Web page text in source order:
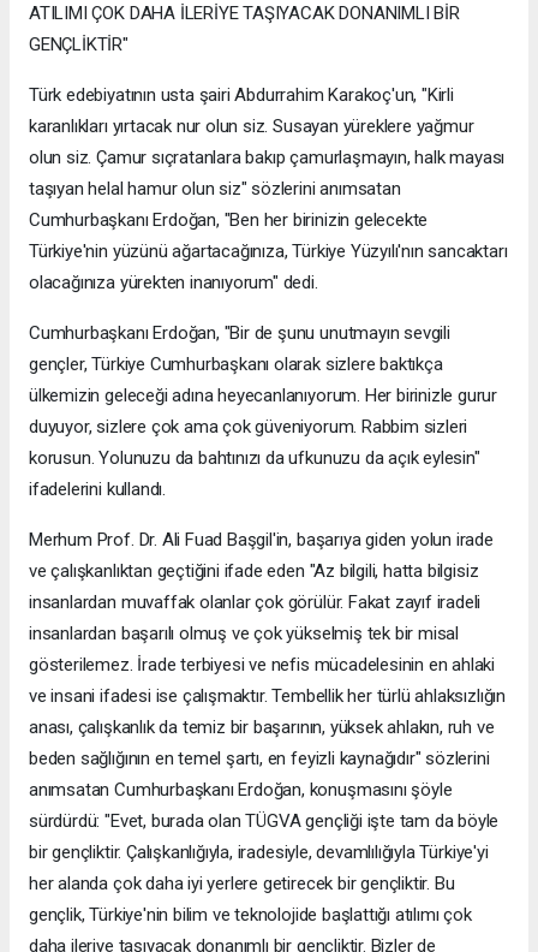
ATILIMI ÇOK DAHA İLERİYE TAŞIYACAK DONANIMLI BİR
GENÇLİKTİR"
Türk edebiyatının usta şairi Abdurrahim Karakoç'un, "Kirli
karanlıkları yırtacak nur olun siz. Susayan yüreklere yağmur
olun siz. Çamur sıçratanlara bakıp çamurlaşmayın, halk mayası
taşıyan helal hamur olun siz" sözlerini anımsatan
Cumhurbaşkanı Erdoğan, "Ben her birinizin gelecekte
Türkiye'nin yüzünü ağartacağınıza, Türkiye Yüzyılı'nın sancaktarı
olacağınıza yürekten inanıyorum" dedi.
Cumhurbaşkanı Erdoğan, "Bir de şunu unutmayın sevgili
gençler, Türkiye Cumhurbaşkanı olarak sizlere baktıkça
ülkemizin geleceği adına heyecanlanıyorum. Her birinizle gurur
duyuyor, sizlere çok ama çok güveniyorum. Rabbim sizleri
korusun. Yolunuzu da bahtınızı da ufkunuzu da açık eylesin"
ifadelerini kullandı.
Merhum Prof. Dr. Ali Fuad Başgil'in, başarıya giden yolun irade
ve çalışkanlıktan geçtiğini ifade eden "Az bilgili, hatta bilgisiz
insanlardan muvaffak olanlar çok görülür. Fakat zayıf iradeli
insanlardan başarılı olmuş ve çok yükselmiş tek bir misal
gösterilemez. İrade terbiyesi ve nefis mücadelesinin en ahlaki
ve insani ifadesi ise çalışmaktır. Tembellik her türlü ahlaksızlığın
anası, çalışkanlık da temiz bir başarının, yüksek ahlakın, ruh ve
beden sağlığının en temel şartı, en feyizli kaynağıdır" sözlerini
anımsatan Cumhurbaşkanı Erdoğan, konuşmasını şöyle
sürdürdü: "Evet, burada olan TÜGVA gençliği işte tam da böyle
bir gençliktir. Çalışkanlığıyla, iradesiyle, devamlılığıyla Türkiye'yi
her alanda çok daha iyi yerlere getirecek bir gençliktir. Bu
gençlik, Türkiye'nin bilim ve teknolojide başlattığı atılımı çok
daha ileriye taşıyacak donanımlı bir gençliktir. Bizler de